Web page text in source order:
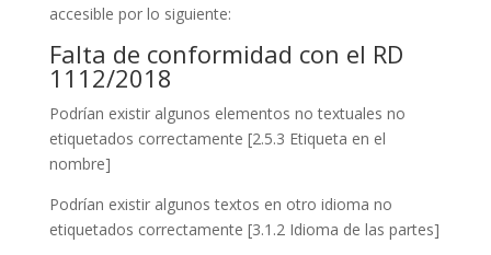
accesible por lo siguiente:
Falta de conformidad con el RD
1112/2018
Podrían existir algunos elementos no textuales no
etiquetados correctamente [2.5.3 Etiqueta en el
nombre]
Podrían existir algunos textos en otro idioma no
etiquetados correctamente [3.1.2 Idioma de las partes]